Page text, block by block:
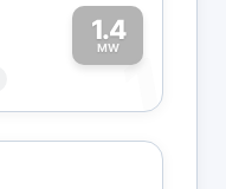
1.4
MW1